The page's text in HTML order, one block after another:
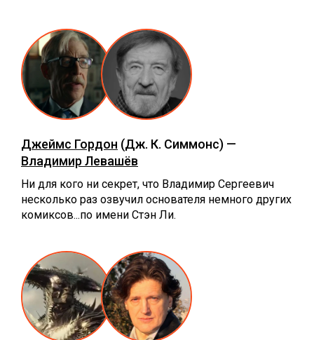
Джеймс Гордон (Дж. К. Симмонс) —
Владимир Левашёв
Ни для кого ни секрет, что Владимир Сергеевич
несколько раз озвучил основателя немного других
комиксов...по имени Стэн Ли.